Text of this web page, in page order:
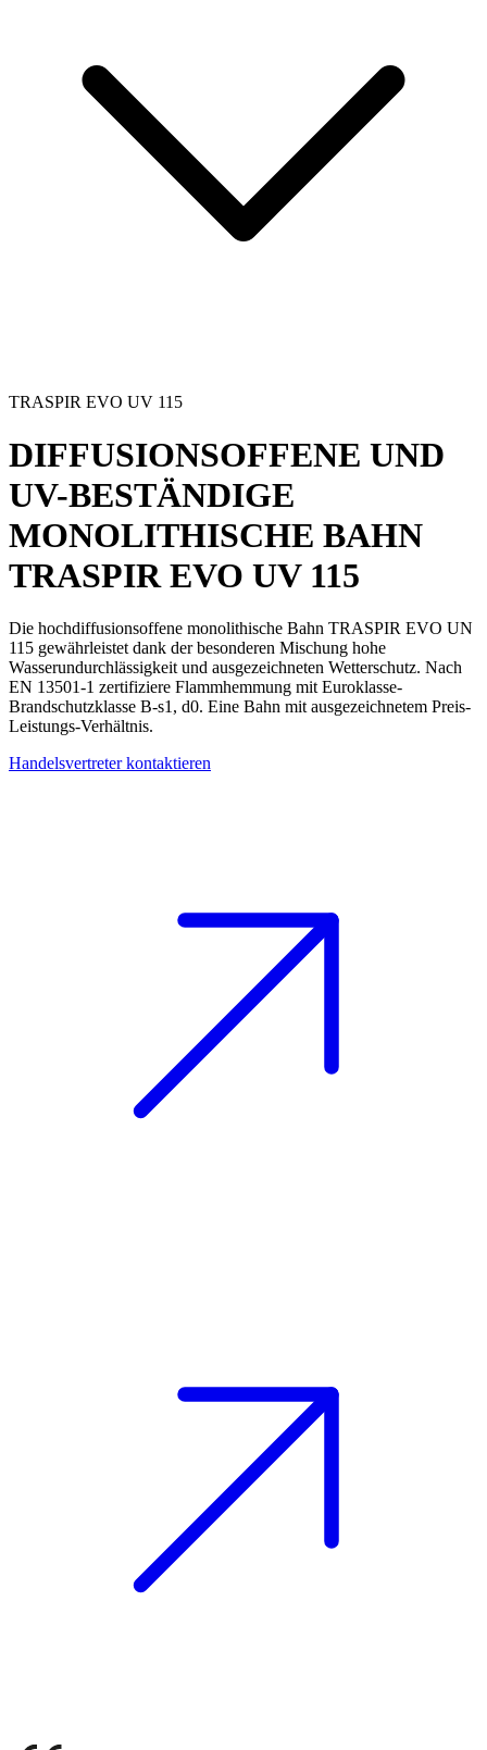
TRASPIR EVO UV 115
DIFFUSIONSOFFENE UND
UV-BESTÄNDIGE
MONOLITHISCHE BAHN
TRASPIR EVO UV 115
Die hochdiffusionsoffene monolithische Bahn TRASPIR EVO UN
115 gewährleistet dank der besonderen Mischung hohe
Wasserundurchlässigkeit und ausgezeichneten Wetterschutz. Nach
EN 13501-1 zertifiziere Flammhemmung mit Euroklasse-
Brandschutzklasse B-s1, d0. Eine Bahn mit ausgezeichnetem Preis-
Leistungs-Verhältnis.
Handelsvertreter kontaktieren